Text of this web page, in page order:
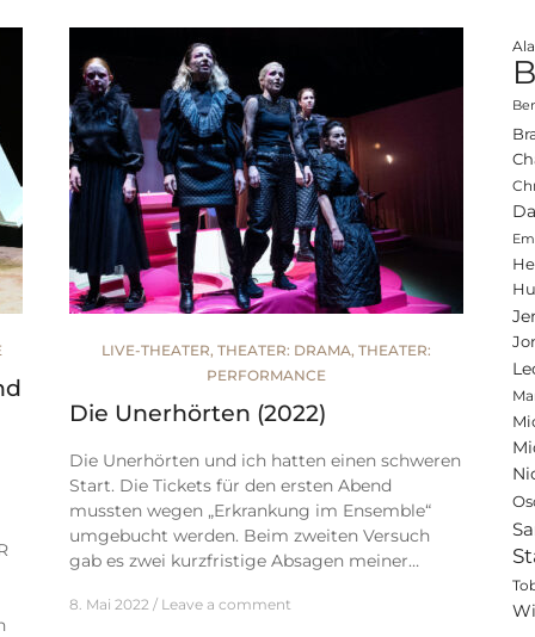
LIVE-THEATER, THEATER: DRAMA, THEATER:
PERFORMANCE
Die Unerhörten (2022)
Die Unerhörten und ich hatten einen schweren
Start. Die Tickets für den ersten Abend
mussten wegen „Erkrankung im Ensemble“
umgebucht werden. Beim zweiten Versuch
gab es zwei kurzfristige Absagen meiner…
8. Mai 2022 Leave a comment